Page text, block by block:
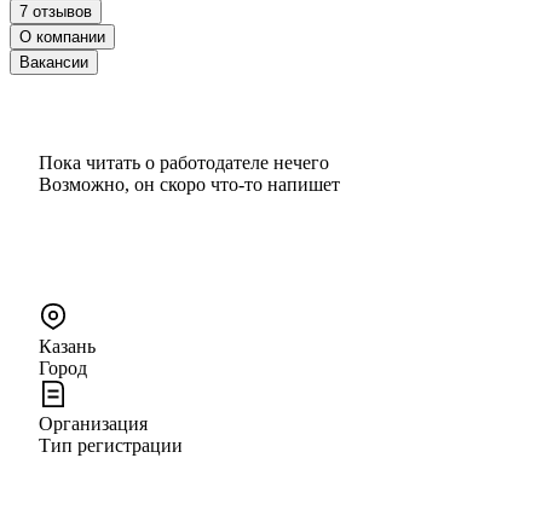
7 отзывов
О компании
Вакансии
Пока читать о работодателе нечего
Возможно, он скоро что‑то напишет
Казань
Город
Организация
Тип регистрации